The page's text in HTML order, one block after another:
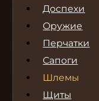
Доспехи
Оружие
Перчатки
Сапоги
Шлемы
Щиты